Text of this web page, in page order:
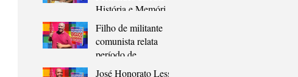
História e Memória
em Prefácio de
Coletânea sobre São
Gonçalo
Filho de militante
comunista relata
período de
clandestinidade e
José Honorato Lessa